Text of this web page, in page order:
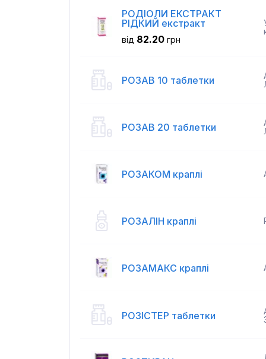
РОДІОЛИ ЕКСТРАКТ
РІДКИЙ екстракт
від 82.20 грн
РОЗАВ 10 таблетки
РОЗАВ 20 таблетки
РОЗАКОМ краплі
РОЗАЛІН краплі
РОЗАМАКС краплі
РОЗІСТЕР таблетки